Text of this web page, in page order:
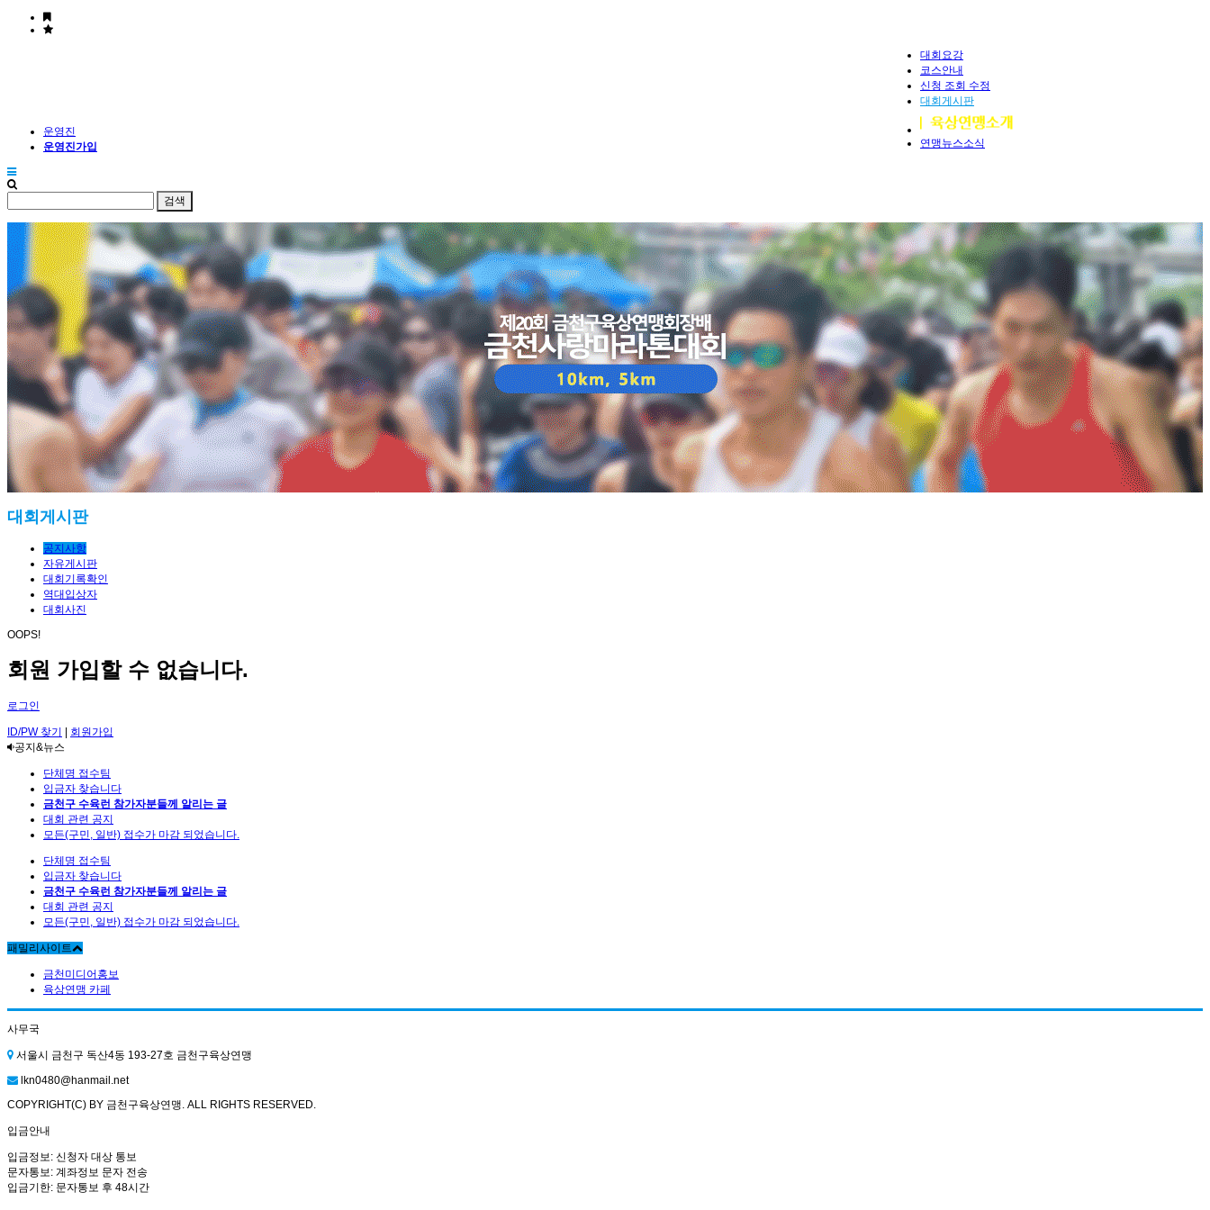
운영진
운영진가입
대회요강
코스안내
신청 조회 수정
대회게시판
연맹뉴스소식
대회게시판
공지사항
자유게시판
대회기록확인
역대입상자
대회사진
OOPS!
회원 가입할 수 없습니다.
로그인
ID/PW 찾기
회원가입
공지&뉴스
단체명 접수팀
입금자 찾습니다
금천구 수육런 참가자분들께 알리는 글
대회 관련 공지
모든(구민, 일반) 접수가 마감 되었습니다.
단체명 접수팀
입금자 찾습니다
금천구 수육런 참가자분들께 알리는 글
대회 관련 공지
모든(구민, 일반) 접수가 마감 되었습니다.
패밀리사이트
금천미디어홍보
육상연맹 카페
사무국
서울시 금천구 독산4동 193-27호 금천구육상연맹
lkn0480@hanmail.net
COPYRIGHT(C) BY 금천구육상연맹. ALL RIGHTS RESERVED.
입금안내
입금정보: 신청자 대상 통보
문자통보: 계좌정보 문자 전송
입금기한: 문자통보 후 48시간